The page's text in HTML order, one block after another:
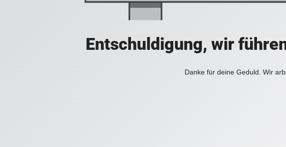
Entschuldigung, wir
Danke für deine Geduld. Wir